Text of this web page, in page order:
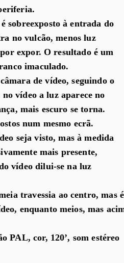
sobreexposto à entrada do
no vulcão, menos luz
expor. O resultado é um
imaculado.
de vídeo, seguindo o
vídeo a luz aparece no
mais escuro se torna.
num mesmo ecrã.
seja visto, mas à medida
mais presente,
vídeo dilui-se na luz
travessia ao centro, mas é
enquanto meios, mas
PAL, cor, 120’, som estéreo